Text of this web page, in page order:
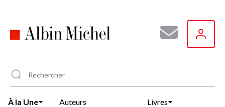
principal
À la Une Auteurs Livres